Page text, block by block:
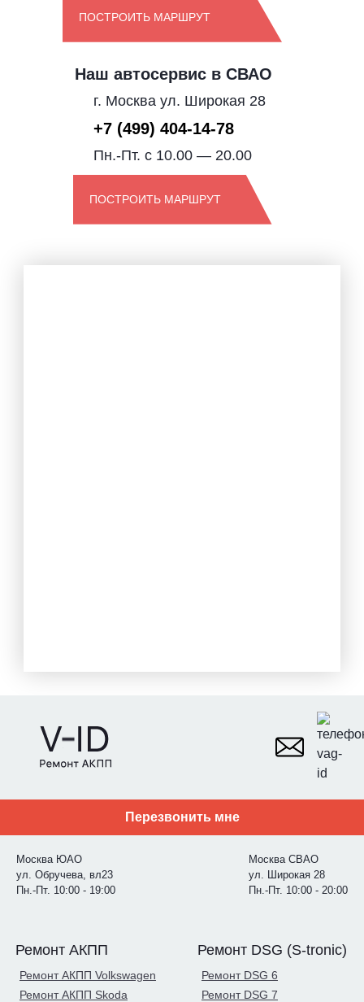
ПОСТРОИТЬ МАРШРУТ
Наш автосервис в СВАО
г. Москва ул. Широкая 28
+7 (499) 404-14-78
Пн.-Пт. с 10.00 — 20.00
ПОСТРОИТЬ МАРШРУТ
Перезвонить мне
Москва ЮАО
ул. Обручева, вл23
Пн.-Пт. 10:00 - 19:00
Москва СВАО
ул. Широкая 28
Пн.-Пт. 10:00 - 20:00
Ремонт АКПП
Ремонт АКПП Volkswagen
Ремонт АКПП Skoda
Ремонт DSG (S-tronic)
Ремонт DSG 6
Ремонт DSG 7